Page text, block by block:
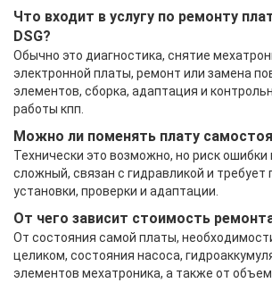
Что входит в услугу по ремонту
DSG?
Обычно это диагностика, снятие
электронной платы, ремонт или замена
элементов, сборка, адаптация и
работы кпп.
Можно ли поменять плату
Технически это возможно, но риск ошибки
сложный, связан с гидравликой и требует
установки, проверки и адаптации.
От чего зависит стоимость
От состояния самой платы,
целиком, состояния насоса,
элементов мехатроника, а также от